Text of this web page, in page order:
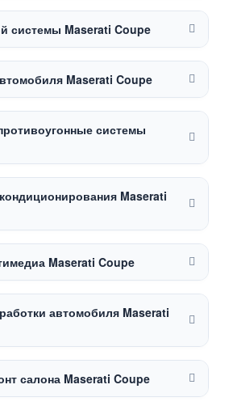
системы Maserati Coupe
Maserati Coupe
системы
Maserati
Maserati Coupe
автомобиля Maserati
салона Maserati Coupe